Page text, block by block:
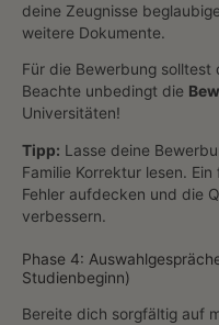
deine Zeugnisse
weitere Dokumente.
Für die Bewerbung solltest
Beachte unbedingt die
Universitäten!
Tipp: Lasse deine
Familie Korrektur lesen.
Fehler aufdecken und die
verbessern.
Phase 4:
Studienbeginn)
Bereite dich sorgfältig auf